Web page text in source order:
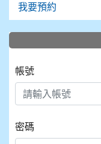
我要預約
帳號
密碼